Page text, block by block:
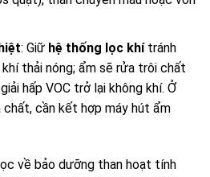
: Giữ hệ thống lọc khítránh
thải nóng; ẩm sẽ rửa trôi chất
hấp VOC trở lại không khí. Ở
chất, cần kết hợp máy hút ẩm
về bảo dưỡng than hoạt tính